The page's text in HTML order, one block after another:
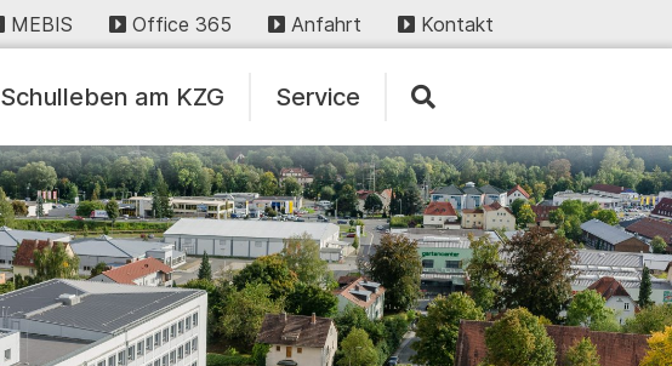
MEBIS Office 365 Anfahrt Kontakt
Schulleben am KZG Service